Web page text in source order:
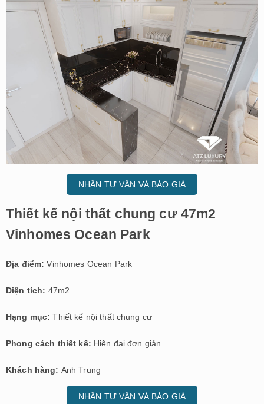
NHẬN TƯ VẤN VÀ BÁO GIÁ
Thiết kế nội thất chung cư 47m2
Vinhomes Ocean Park
Địa điểm:Vinhomes Ocean Park
Diện tích: 47m2
Hạng mục:Thiết kế nội thất chung cư
Phong cách thiết kế: Hiện đại đơn giản
Khách hàng: Anh Trung
NHẬN TƯ VẤN VÀ BÁO GIÁ